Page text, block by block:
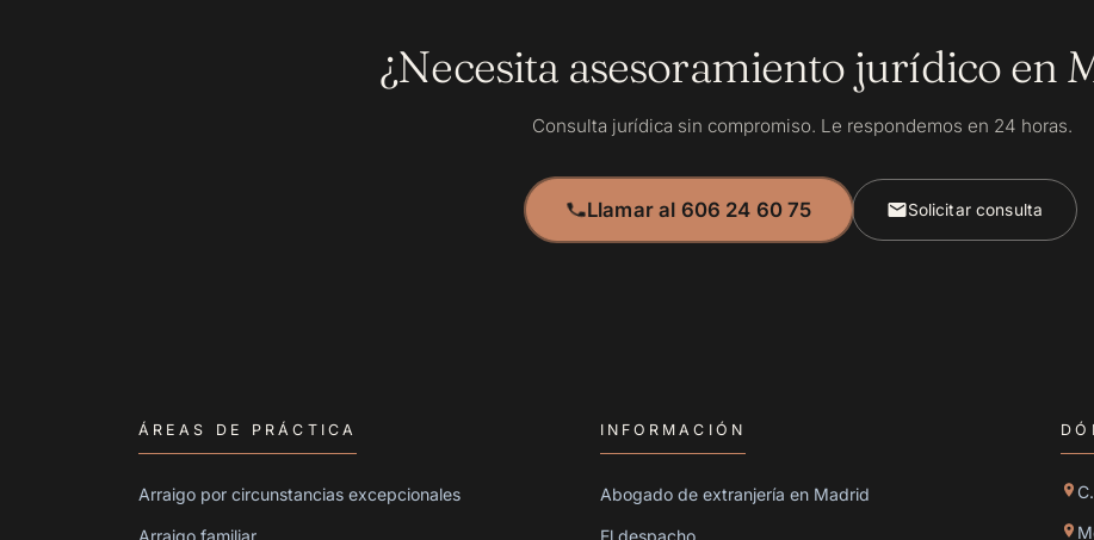
¿Necesita asesoramiento jurídico en
Consulta jurídica sin compromiso. Le respondemos en 24 horas.
Llamar al 606 24 60 75 Solicitar consulta
ÁREAS DE PRÁCTICA
Arraigo por circunstancias excepcionales
INFORMACIÓN
Abogado de extranjería en Madrid